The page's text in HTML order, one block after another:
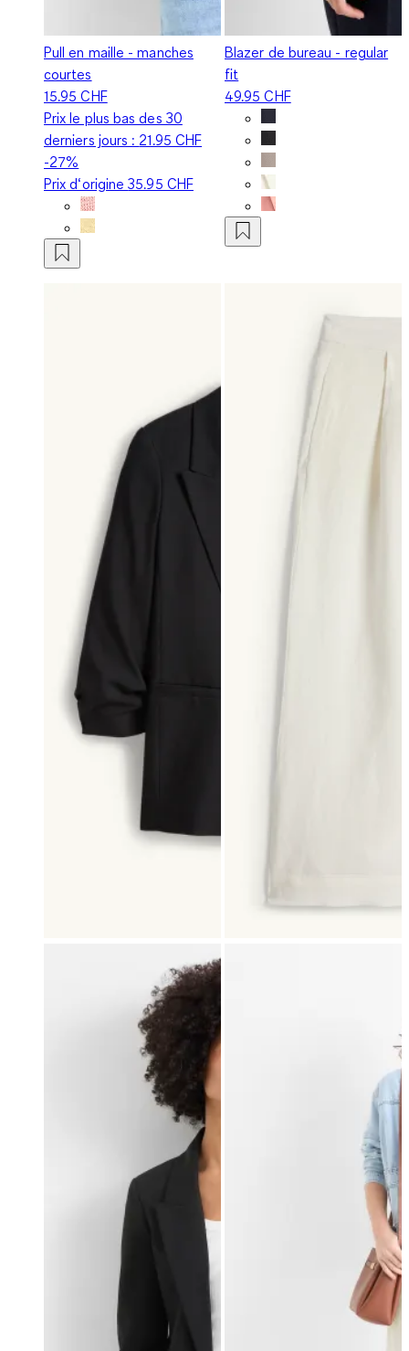
Pull en maille - manches
courtes
15.95 CHF
Prix le plus bas des 30
derniers jours : 21.95 CHF
-27%
Prix d‘origine35.95 CHF
Blazer de bureau - regular
fit
49.95 CHF